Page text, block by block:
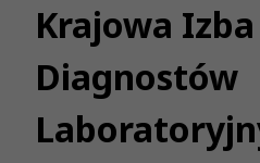
Krajowa Izba
Diagnostów